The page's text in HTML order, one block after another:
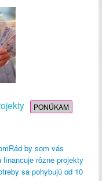
PONÚKAM
by som vás
rôzne projekty
sa pohybujú od 10